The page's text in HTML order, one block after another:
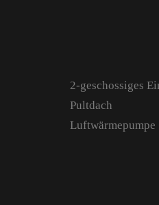
2-geschossiges
Pultdach